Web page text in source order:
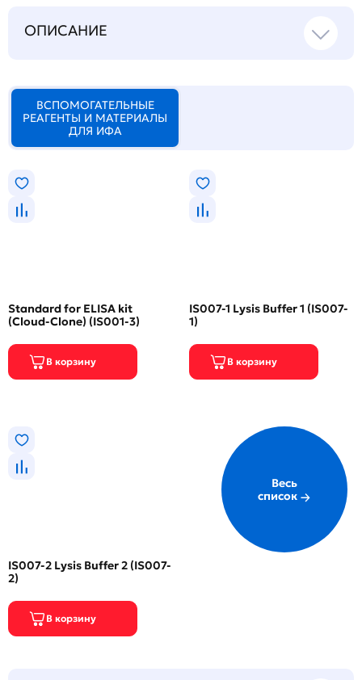
ОПИСАНИЕ
ВСПОМОГАТЕЛЬНЫЕ
РЕАГЕНТЫ И МАТЕРИАЛЫ
ДЛЯ ИФА
Standard for ELISA kit
(Cloud-Clone) (IS001-3)
IS007-1 Lysis Buffer 1 (IS007-
1)
IS007-2 Lysis Buffer 2 (IS007-
2)
Весь
список